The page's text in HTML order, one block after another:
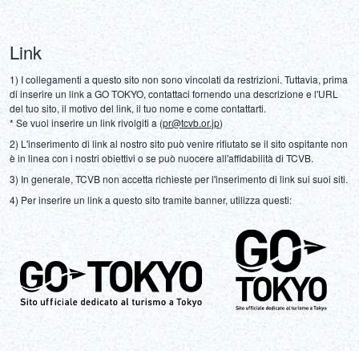
Link
1) I collegamenti a questo sito non sono vincolati da restrizioni. Tuttavia, prima
di inserire un link a GO TOKYO, contattaci fornendo una descrizione e l'URL
del tuo sito, il motivo del link, il tuo nome e come contattarti.
* Se vuoi inserire un link rivolgiti a (pr@tcvb.or.jp)
2) L'inserimento di link al nostro sito può venire rifiutato se il sito ospitante non
è in linea con i nostri obiettivi o se può nuocere all'affidabilità di TCVB.
3) In generale, TCVB non accetta richieste per l'inserimento di link sui suoi siti.
4) Per inserire un link a questo sito tramite banner, utilizza questi: